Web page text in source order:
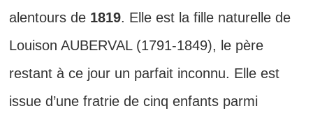
alentours de 1819. Elle est la fille naturelle de
Louison AUBERVAL (1791-1849), le père
restant à ce jour un parfait inconnu. Elle est
issue d’une fratrie de cinq enfants parmi